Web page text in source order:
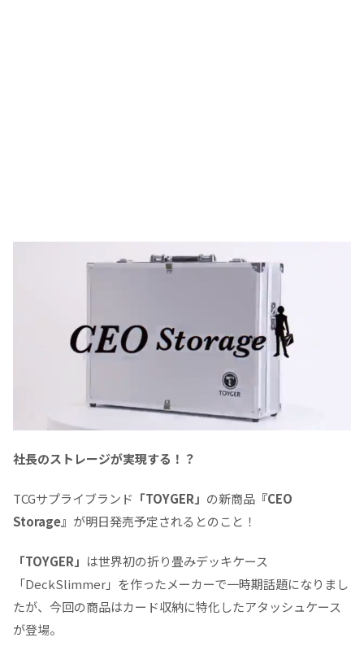
社長のストレージが実現する！？
TCGサプライブランド 「TOYGER」 の新商品 『CEO
Storage』 が明日発売予定されるとのこと！
「TOYGER」 は世界初の折り畳みデッキケース
「DeckSlimmer」を作ったメーカーで一時期話題になりまし
たが、今回の商品はカード収納に特化したアタッシュケース
が登場。